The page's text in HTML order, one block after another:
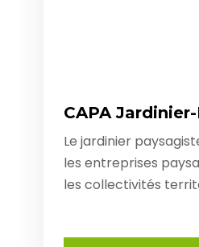
CAPA
Le jardinier
les entreprises
les collectivités